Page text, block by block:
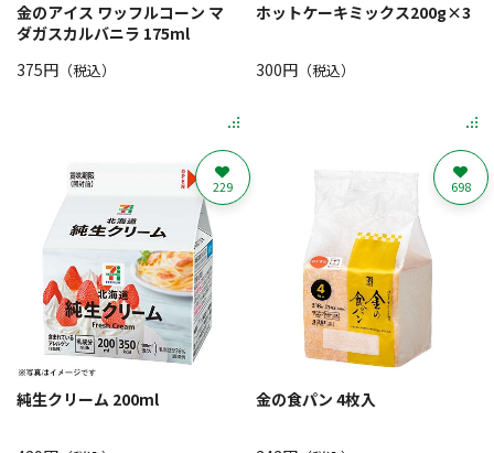
金のアイス ワッフルコーン マ
ダガスカルバニラ 175ml
375円 （税込）
ホットケーキミックス200g×3
300円（税込）
純生クリーム 200ml
229
金の食パン 4枚入
698